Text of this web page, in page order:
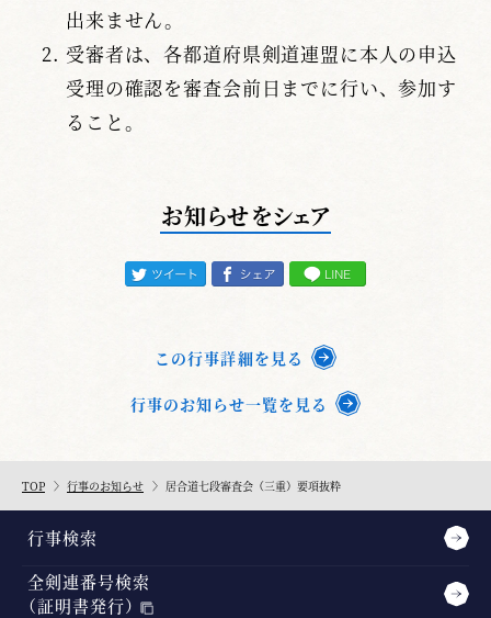
出来ません。
受審者は、各都道府県剣道連盟に本人の申込
受理の確認を審査会前日までに行い、参加す
ること。
お知らせをシェア
この行事詳細を見る
行事のお知らせ一覧を見る
TOP 行事のお知らせ 居合道七段審査会（三重）要項抜粋
行事検索
全剣連番号検索
（証明書発行）